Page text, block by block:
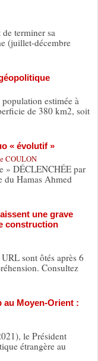
terminer sa
(juillet-décembre
estimée à
de 380 km2, soit
« évolutif »
COULON
» DÉCLENCHÉE par
du Hamas Ahmed
une grave
construction
sont ôtés après 6
Consultez
au Moyen-Orient :
le Président
étrangère au